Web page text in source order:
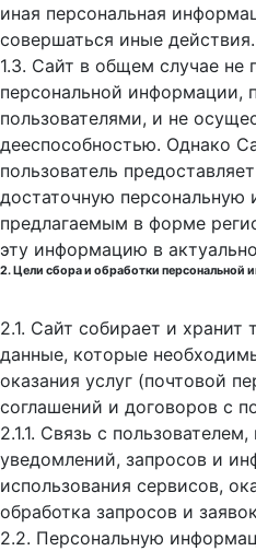
иная персональная
совершаться иные действия.
1.3. Сайт в общем случае не
персональной информации,
пользователями, и не
дееспособностью. Однако
пользователь
достаточную
предлагаемым в форме
эту информацию в
2. Цели сбора и обработки персональной
2.1. Сайт собирает и хранит
данные, которые
оказания услуг (почтовой
соглашений и договоров с
2.1.1. Связь с
уведомлений, запросов и
использования сервисов,
обработка запросов и
2.2. Персональную